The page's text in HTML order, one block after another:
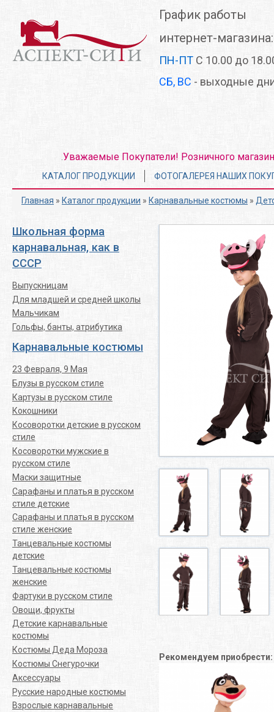
основному
содержанию
График работы
интернет-магазина:
ПН-ПТ С 10.00 до
СБ, ВС - выходные
Уважаемые Покупатели! Розничного
Главное
меню
КАТАЛОГ ПРОДУКЦИИ ФОТОГАЛЕРЕЯ НАШИХ
Главная » Каталог продукции » Карнавальные костюмы »
Школьная форма
карнавальная, как в
СССР
Выпускницам
Для младшей и средней школы
Мальчикам
Гольфы, банты, атрибутика
Карнавальные костюмы
23 Февраля, 9 Мая
Блузы в русском стиле
Картузы в русском стиле
Кокошники
Косоворотки детские в русском
стиле
Косоворотки мужские в
русском стиле
Маски защитные
Сарафаны и платья в русском
стиле детские
Сарафаны и платья в русском
стиле женские
Танцевальные костюмы
детские
Танцевальные костюмы
женские
Фартуки в русском стиле
Овощи, фрукты
Детские карнавальные
костюмы
Костюмы Деда Мороза
Костюмы Снегурочки
Аксессуары
Русские народные костюмы
Взрослые карнавальные
Рекомендуем приобрести: